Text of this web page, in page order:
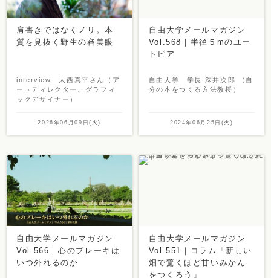
肩書きではなくノリ。本
質を見抜く野生の審美眼
interview 大西真平さん（ア
ートディレクター、グラフィ
ックデザイナー）
2026年06月09日(火)
自由大学メールマガジン
Vol.568｜半径５mのユー
トピア
自由大学 学長 深井次郎 （自
分の本をつくる方法教授）
2024年06月25日(火)
自由大学メールマガジン
Vol.566｜心のブレーキは
いつ外れるのか
自由大学メールマガジン
Vol.551｜コラム「新しい
畑で驚くほど甘いみかん
をつくろう」